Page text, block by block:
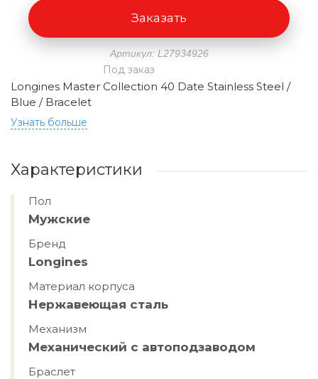
Артикул: L27934926
Под заказ
Longines Master Collection 40 Date Stainless Steel /
Blue / Bracelet
Узнать больше
Заказать
Характеристики
Пол
Мужские
Бренд
Longines
Материал корпуса
Нержавеющая сталь
Механизм
Механический с автоподзаводом
Браслет